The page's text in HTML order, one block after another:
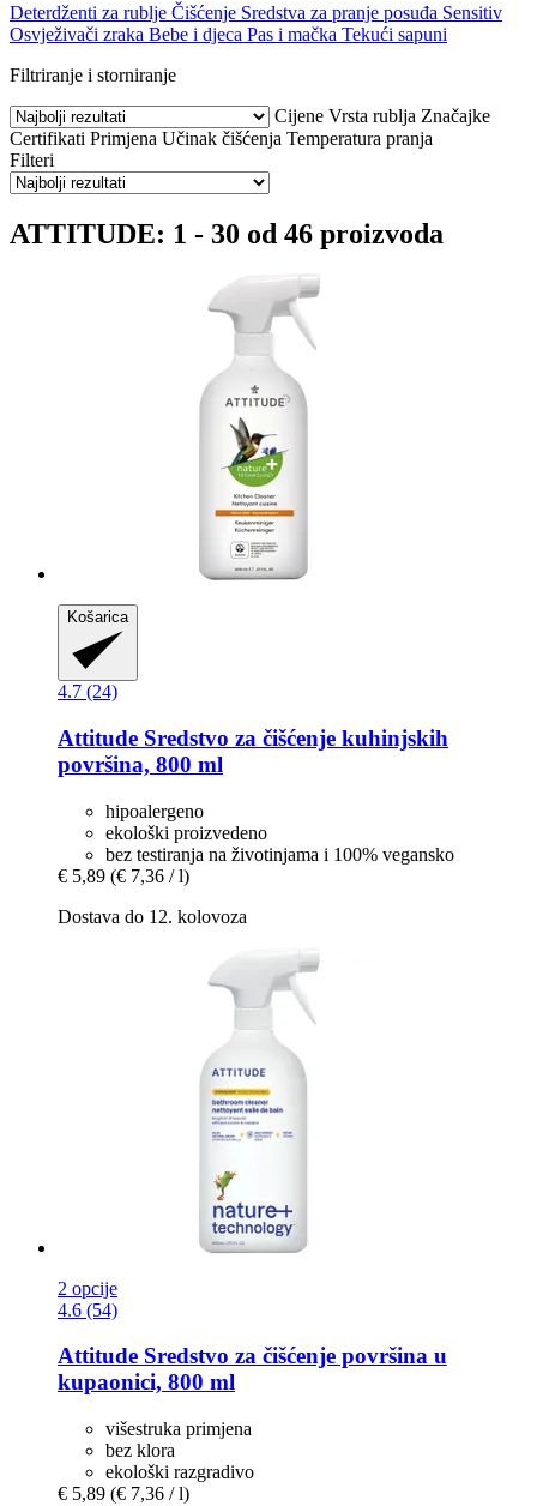
Deterdženti za rublje Čišćenje Sredstva za pranje posuđa Sensitiv
Osvježivači zraka Bebe i djeca Pas i mačka Tekući sapuni
Filtriranje i storniranje
Cijene Vrsta rublja Značajke
Certifikati Primjena Učinak čišćenja Temperatura pranja
Filteri
ATTITUDE: 1 - 30 od 46 proizvoda
Košarica
4.7 (24)
Attitude Sredstvo za čišćenje kuhinjskih
površina, 800 ml
hipoalergeno
ekološki proizvedeno
bez testiranja na životinjama i 100% vegansko
€ 5,89 (€ 7,36 / l)
Dostava do 12. kolovoza
2 opcije
4.6 (54)
Attitude Sredstvo za čišćenje površina u
kupaonici, 800 ml
višestruka primjena
bez klora
ekološki razgradivo
€ 5,89 (€ 7,36 / l)